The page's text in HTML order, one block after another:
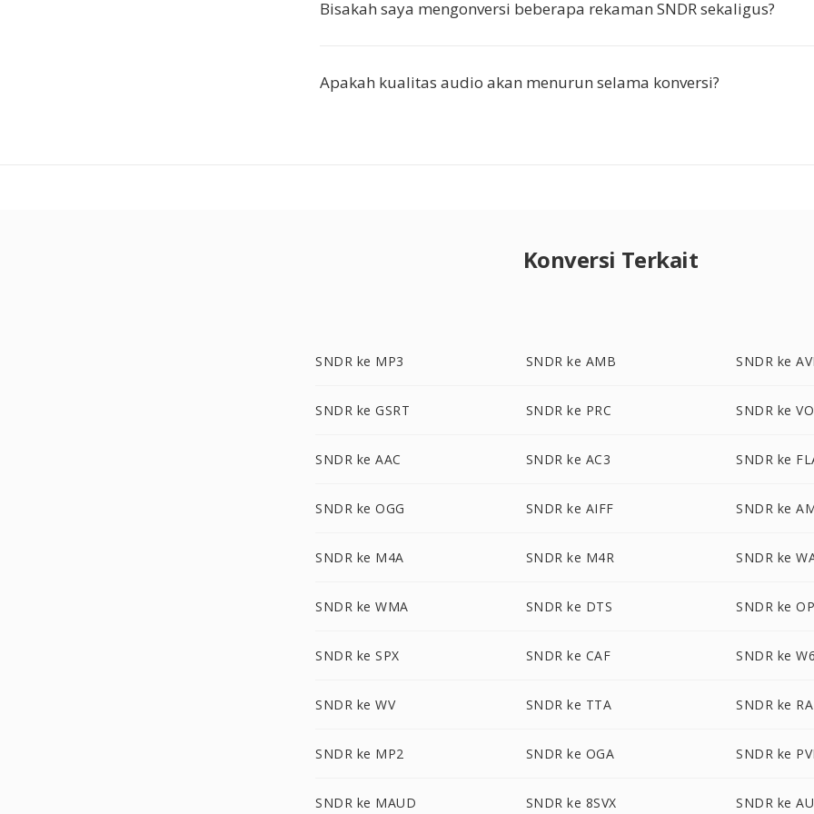
Bisakah saya mengonversi beberapa rekaman SNDR sekaligus?
Apakah kualitas audio akan menurun selama konversi?
Konversi Terkait
SNDR ke MP3 SNDR ke AMB SNDR ke
SNDR ke GSRT SNDR ke PRC SNDR ke
SNDR ke AAC SNDR ke AC3 SNDR ke
SNDR ke OGG SNDR ke AIFF SNDR ke
SNDR ke M4A SNDR ke M4R SNDR ke
SNDR ke WMA SNDR ke DTS SNDR ke
SNDR ke SPX SNDR ke CAF SNDR ke
SNDR ke WV SNDR ke TTA SNDR ke RA
SNDR ke MP2 SNDR ke OGA SNDR ke
SNDR ke MAUD SNDR ke 8SVX SNDR ke AU